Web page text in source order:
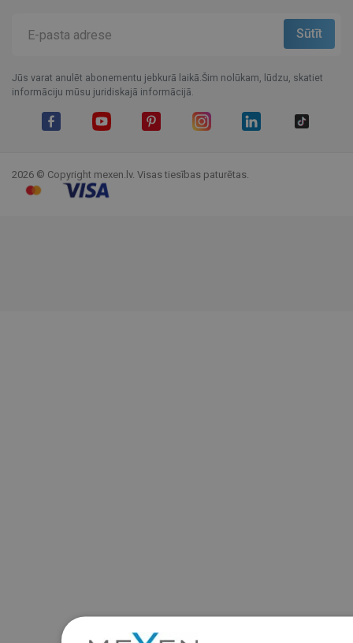
Jūs varat anulēt abonementu jebkurā laikā.Šim nolūkam, lūdzu, skatiet
informāciju mūsu juridiskajā informācijā.
2026 © Copyright mexen.lv. Visas tiesības paturētas.